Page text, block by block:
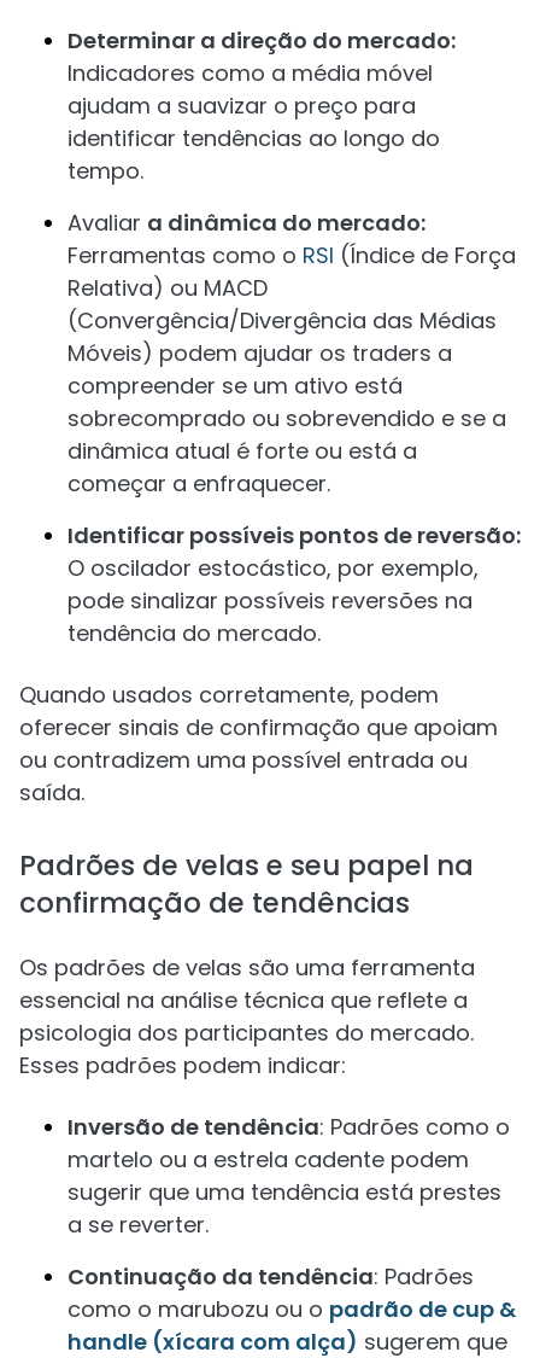
Determinar a direção do mercado:
Indicadores como a média móvel
ajudam a suavizar o preço para
identificar tendências ao longo do
tempo.
Avaliar a dinâmica do mercado:
Ferramentas como o RSI (Índice de Força
Relativa) ou MACD
(Convergência/Divergência das Médias
Móveis) podem ajudar os traders a
compreender se um ativo está
sobrecomprado ou sobrevendido e se a
dinâmica atual é forte ou está a
começar a enfraquecer.
Identificar possíveis pontos de reversão:
O oscilador estocástico, por exemplo,
pode sinalizar possíveis reversões na
tendência do mercado.
Quando usados corretamente, podem
oferecer sinais de confirmação que apoiam
ou contradizem uma possível entrada ou
saída.
Padrões de velas e seu papel na
confirmação de tendências
Os padrões de velas são uma ferramenta
essencial na análise técnica que reflete a
psicologia dos participantes do mercado.
Esses padrões podem indicar:
Inversão de tendência: Padrões como o
martelo ou a estrela cadente podem
sugerir que uma tendência está prestes
a se reverter.
Continuação da tendência: Padrões
como o marubozu ou o padrão de cup &
handle (xícara com alça) sugerem que